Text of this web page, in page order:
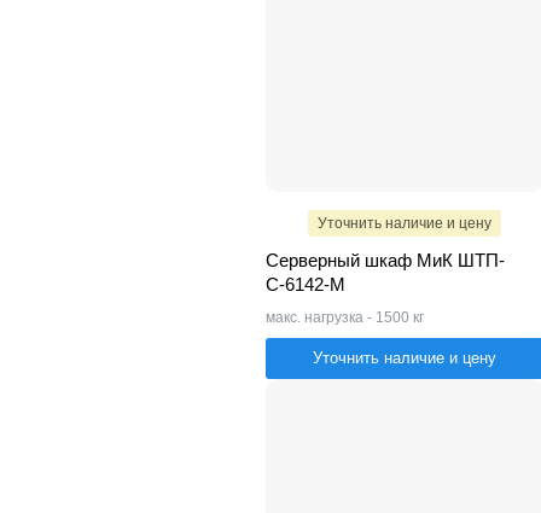
Уточнить наличие и цену
Серверный шкаф МиК ШТП-
С-6142-M
макс. нагрузка - 1500 кг
Уточнить наличие и цену